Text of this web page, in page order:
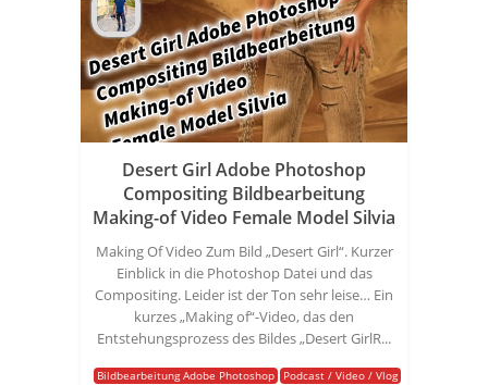
Desert Girl Adobe Photoshop
Compositing Bildbearbeitung
Making-of Video Female Model Silvia
Making Of Video Zum Bild „Desert Girl“. Kurzer
Einblick in die Photoshop Datei und das
Compositing. Leider ist der Ton sehr leise… Ein
kurzes „Making of“-Video, das den
Entstehungsprozess des Bildes „Desert GirlR...
Bildbearbeitung Adobe Photoshop
Podcast / Video / Vlog